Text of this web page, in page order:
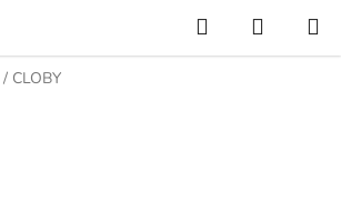
Hľadať
KOŠÍK
/ CLOBY